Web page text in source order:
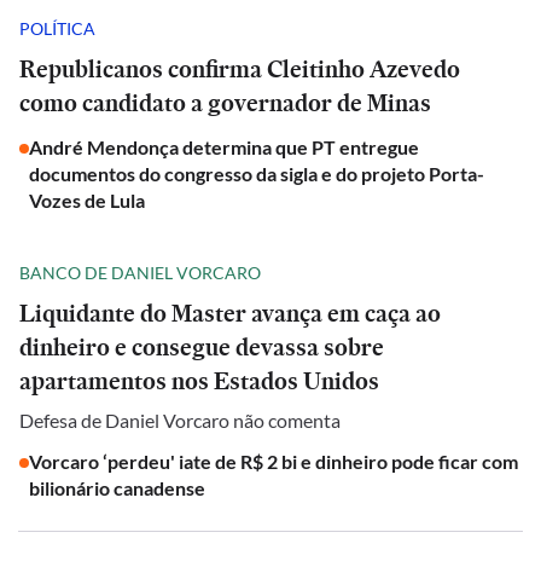
POLÍTICA
Republicanos confirma Cleitinho Azevedo
como candidato a governador de Minas
André Mendonça determina que PT entregue
documentos do congresso da sigla e do projeto Porta-
Vozes de Lula
BANCO DE DANIEL VORCARO
Liquidante do Master avança em caça ao
dinheiro e consegue devassa sobre
apartamentos nos Estados Unidos
Defesa de Daniel Vorcaro não comenta
Vorcaro ‘perdeu' iate de R$ 2 bi e dinheiro pode ficar com
bilionário canadense